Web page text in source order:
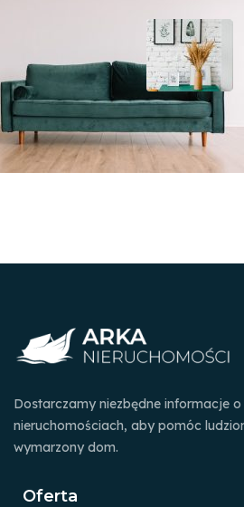
Dostarczamy niezbędne informacje o
nieruchomościach, aby pomóc
wymarzony dom.
Oferta